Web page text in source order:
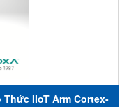
Thức IIoT Arm Cortex-